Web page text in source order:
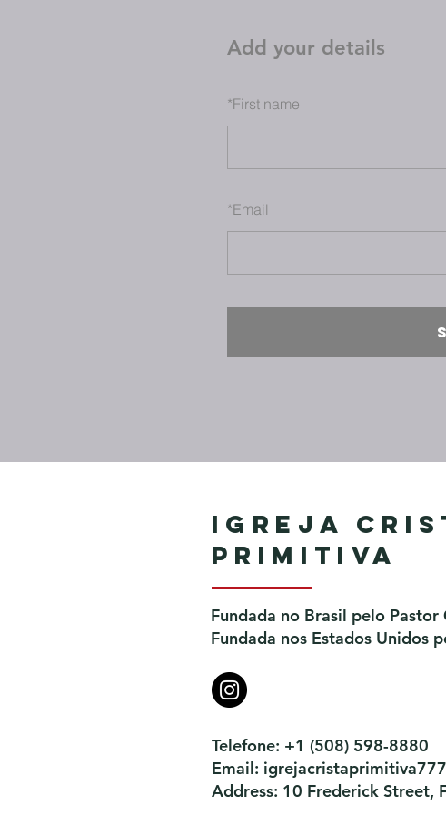
Add your details
*First name
*Email
Igreja
Primitiva
Fundada no Brasil pelo Pastor
Fundada nos Estados Unidos
Telefone: +1 (508) 598-8880
Email:
Address: 10 Frederick Street,